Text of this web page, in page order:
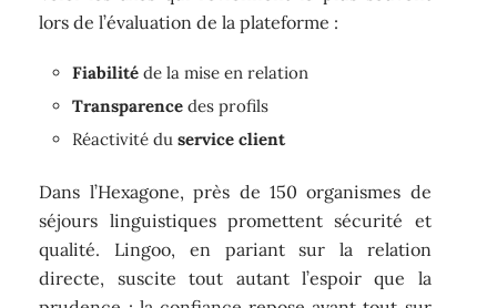
lors de l’évaluation de la plateforme :
Fiabilité de la mise en relation
Transparence des profils
Réactivité duservice client
Dans l’Hexagone, près de 150 organismes de
séjours linguistiques promettent sécurité et
qualité. Lingoo, en pariant sur la relation
directe, suscite tout autant l’espoir que la